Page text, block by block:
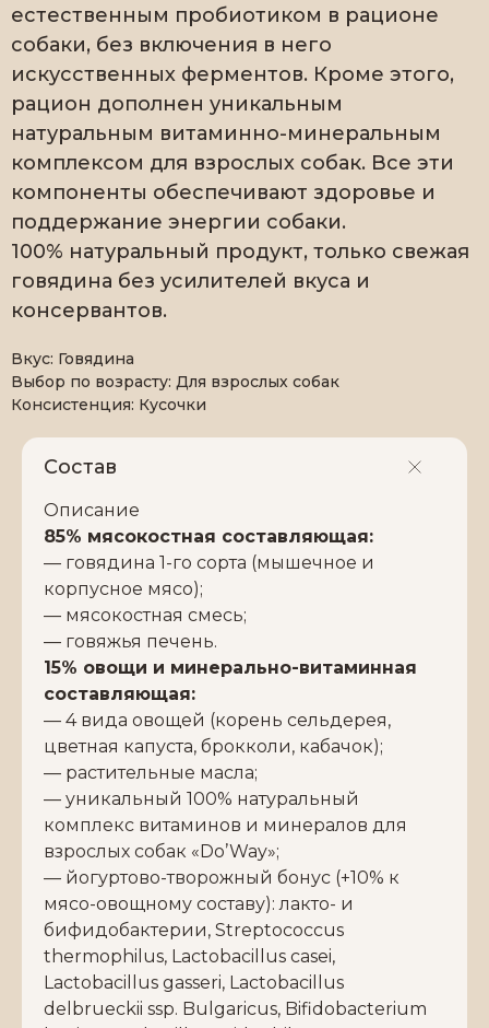
естественным пробиотиком в рационе
собаки, без включения в него
искусственных ферментов. Кроме этого,
рацион дополнен уникальным
натуральным витаминно-минеральным
комплексом для взрослых собак. Все эти
компоненты обеспечивают здоровье и
поддержание энергии собаки.
100% натуральный продукт, только свежая
говядина без усилителей вкуса и
консервантов.
Вкус: Говядина
Выбор по возрасту: Для взрослых собак
Консистенция: Кусочки
Состав
Описание
85% мясокостная составляющая:
— говядина 1-го сорта (мышечное и
корпусное мясо);
— мясокостная смесь;
— говяжья печень.
15% овощи и минерально-витаминная
составляющая:
— 4 вида овощей (корень сельдерея,
цветная капуста, брокколи, кабачок);
— растительные масла;
— уникальный 100% натуральный
комплекс витаминов и минералов для
взрослых собак «Do’Way»;
— йогуртово-творожный бонус (+10% к
мясо-овощному составу): лакто- и
бифидобактерии, Streptococcus
thermophilus, Lactobacillus casei,
Lactobacillus gasseri, Lactobacillus
delbrueckii ssp. Bulgaricus, Bifidobacterium